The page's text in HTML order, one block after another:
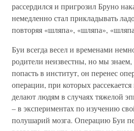
рассердился и пригрозил Бруно
немедленно стал прикладывать
повторяя «шляпа», «шляпа»,
Буи всегда весел и временами
родители неизвестны, но мы знаем,
попасть в институт, он перенес
операции, при которых рассекается
делают людям в случаях тяжелой
– в экспериментах по изучению
полушарий мозга. Операцию Буи